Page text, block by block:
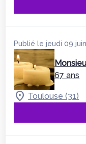
Publié le jeudi 09
67 ans
Toulouse (31)